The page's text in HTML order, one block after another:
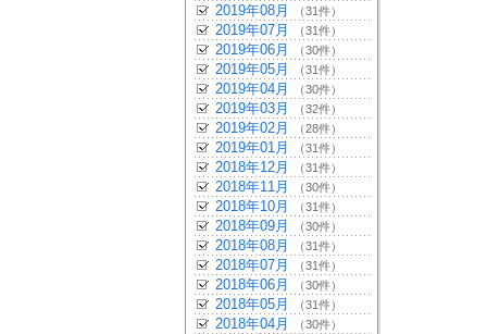
2019年08月 （31件）
2019年07月 （31件）
2019年06月 （30件）
2019年05月 （31件）
2019年04月 （30件）
2019年03月 （32件）
2019年02月 （28件）
2019年01月 （31件）
2018年12月 （31件）
2018年11月 （30件）
2018年10月 （31件）
2018年09月 （30件）
2018年08月 （31件）
2018年07月 （31件）
2018年06月 （30件）
2018年05月 （31件）
2018年04月 （30件）